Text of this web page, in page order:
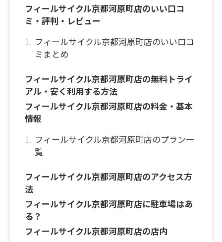
フィールサイクル京都河原町店のいい口コ
ミ・評判・レビュー
フィールサイクル京都河原町店のいい口コ
ミまとめ
フィールサイクル京都河原町店の無料トライ
アル・安く利用する方法
フィールサイクル京都河原町店の料金・基本
情報
フィールサイクル京都河原町店のプラン一
覧
フィールサイクル京都河原町店のアクセス方
法
フィールサイクル京都河原町店に駐車場はあ
る？
フィールサイクル京都河原町店の店内